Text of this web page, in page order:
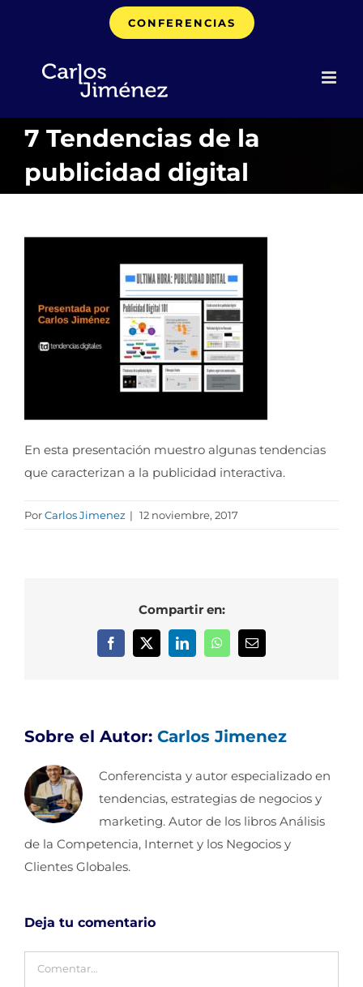
CONFERENCIAS
7 Tendencias de la
publicidad digital
En esta presentación muestro algunas tendencias
que caracterizan a la publicidad interactiva.
PorCarlos Jimenez | 12 noviembre, 2017
Compartir en:
Facebook
X LinkedInWhatsAppCorreo
Sobre el Autor: Carlos Jimenez
Conferencista y autor especializado en
tendencias, estrategias de negocios y
marketing. Autor de los libros Análisis
de la Competencia, Internet y los Negocios y
Clientes Globales.
Deja tu comentario
Comentar